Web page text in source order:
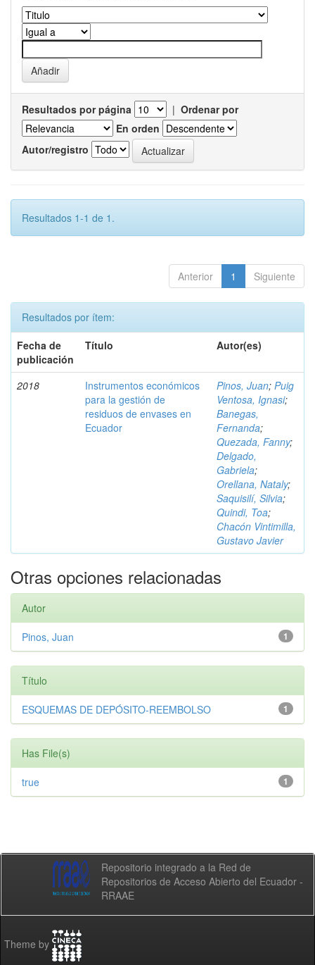
Resultados por página | Ordenar por
En orden
Autor/registro
Resultados 1-1 de 1.
Anterior 1 Siguiente
Resultados por ítem:
Fecha de
publicación
Título Autor(es)
2018
Instrumentos económicos
para la gestión de
residuos de envases en
Ecuador
Pinos, Juan; Puig
Ventosa, Ignasi;
Banegas,
Fernanda;
Quezada, Fanny;
Delgado,
Gabriela;
Orellana, Nataly;
Saquisilí, Silvia;
Quindi, Toa;
Chacón Vintimilla,
Gustavo Javier
Otras opciones relacionadas
Autor
1
Pinos, Juan
Título
1
ESQUEMAS DE DEPÓSITO-REEMBOLSO
Has File(s)
1
true
Repositorio integrado a la Red de
Repositorios de Acceso Abierto del Ecuador -
RRAAE
Theme by